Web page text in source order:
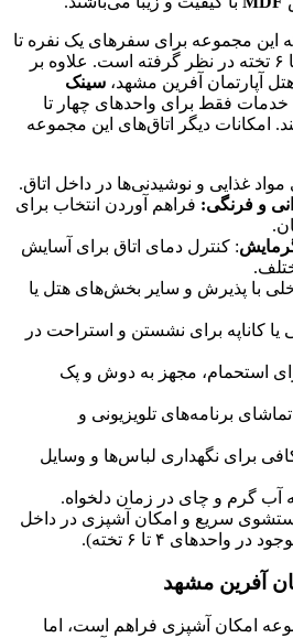
این مجموعه برای سفرهای یک نفره تا
گروهی، واحدهای یک تخته تا ۶ تخته در نظر گرفته است. علاوه بر
آپارتمان آفرین مشهد، سینک
خدمات فقط برای واحدهای چهار تا
دیگر اتاق‌های این مجموعه
مواد غذایی و نوشیدنی‌ها در داخل اتاق.
و فرنگی: فراهم آوردن انتخاب برای
: کنترل دمای اتاق برای آسایش
با پذیرش و سایر بخش‌های هتل یا
کاناپه برای نشستن و استراحت در
استحمام، مجهز به دوش و پک
برنامه‌های تلویزیونی و
برای نگهداری لباس‌ها و وسایل
آب گرم و چای در زمان دلخواه.
سریع و امکان آشپزی در داخل
واحدهای ۴ تا ۶ تخته).
آفرین مشهد
امکان آشپزی فراهم است، اما